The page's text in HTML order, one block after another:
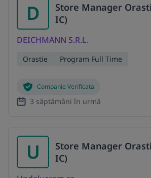
D
Store Manager
IC)
DEICHMANN S.R.L.
Orastie Program Full Time
Companie Verificata
3 săptămâni în urmă
U
Store Manager
IC)